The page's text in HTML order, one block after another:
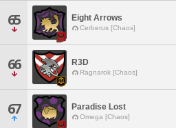
65 Eight Arrows
Cerberus [Chaos]
66 R3D
Ragnarok [Chaos]
67 Paradise Lost
Omega [Chaos]